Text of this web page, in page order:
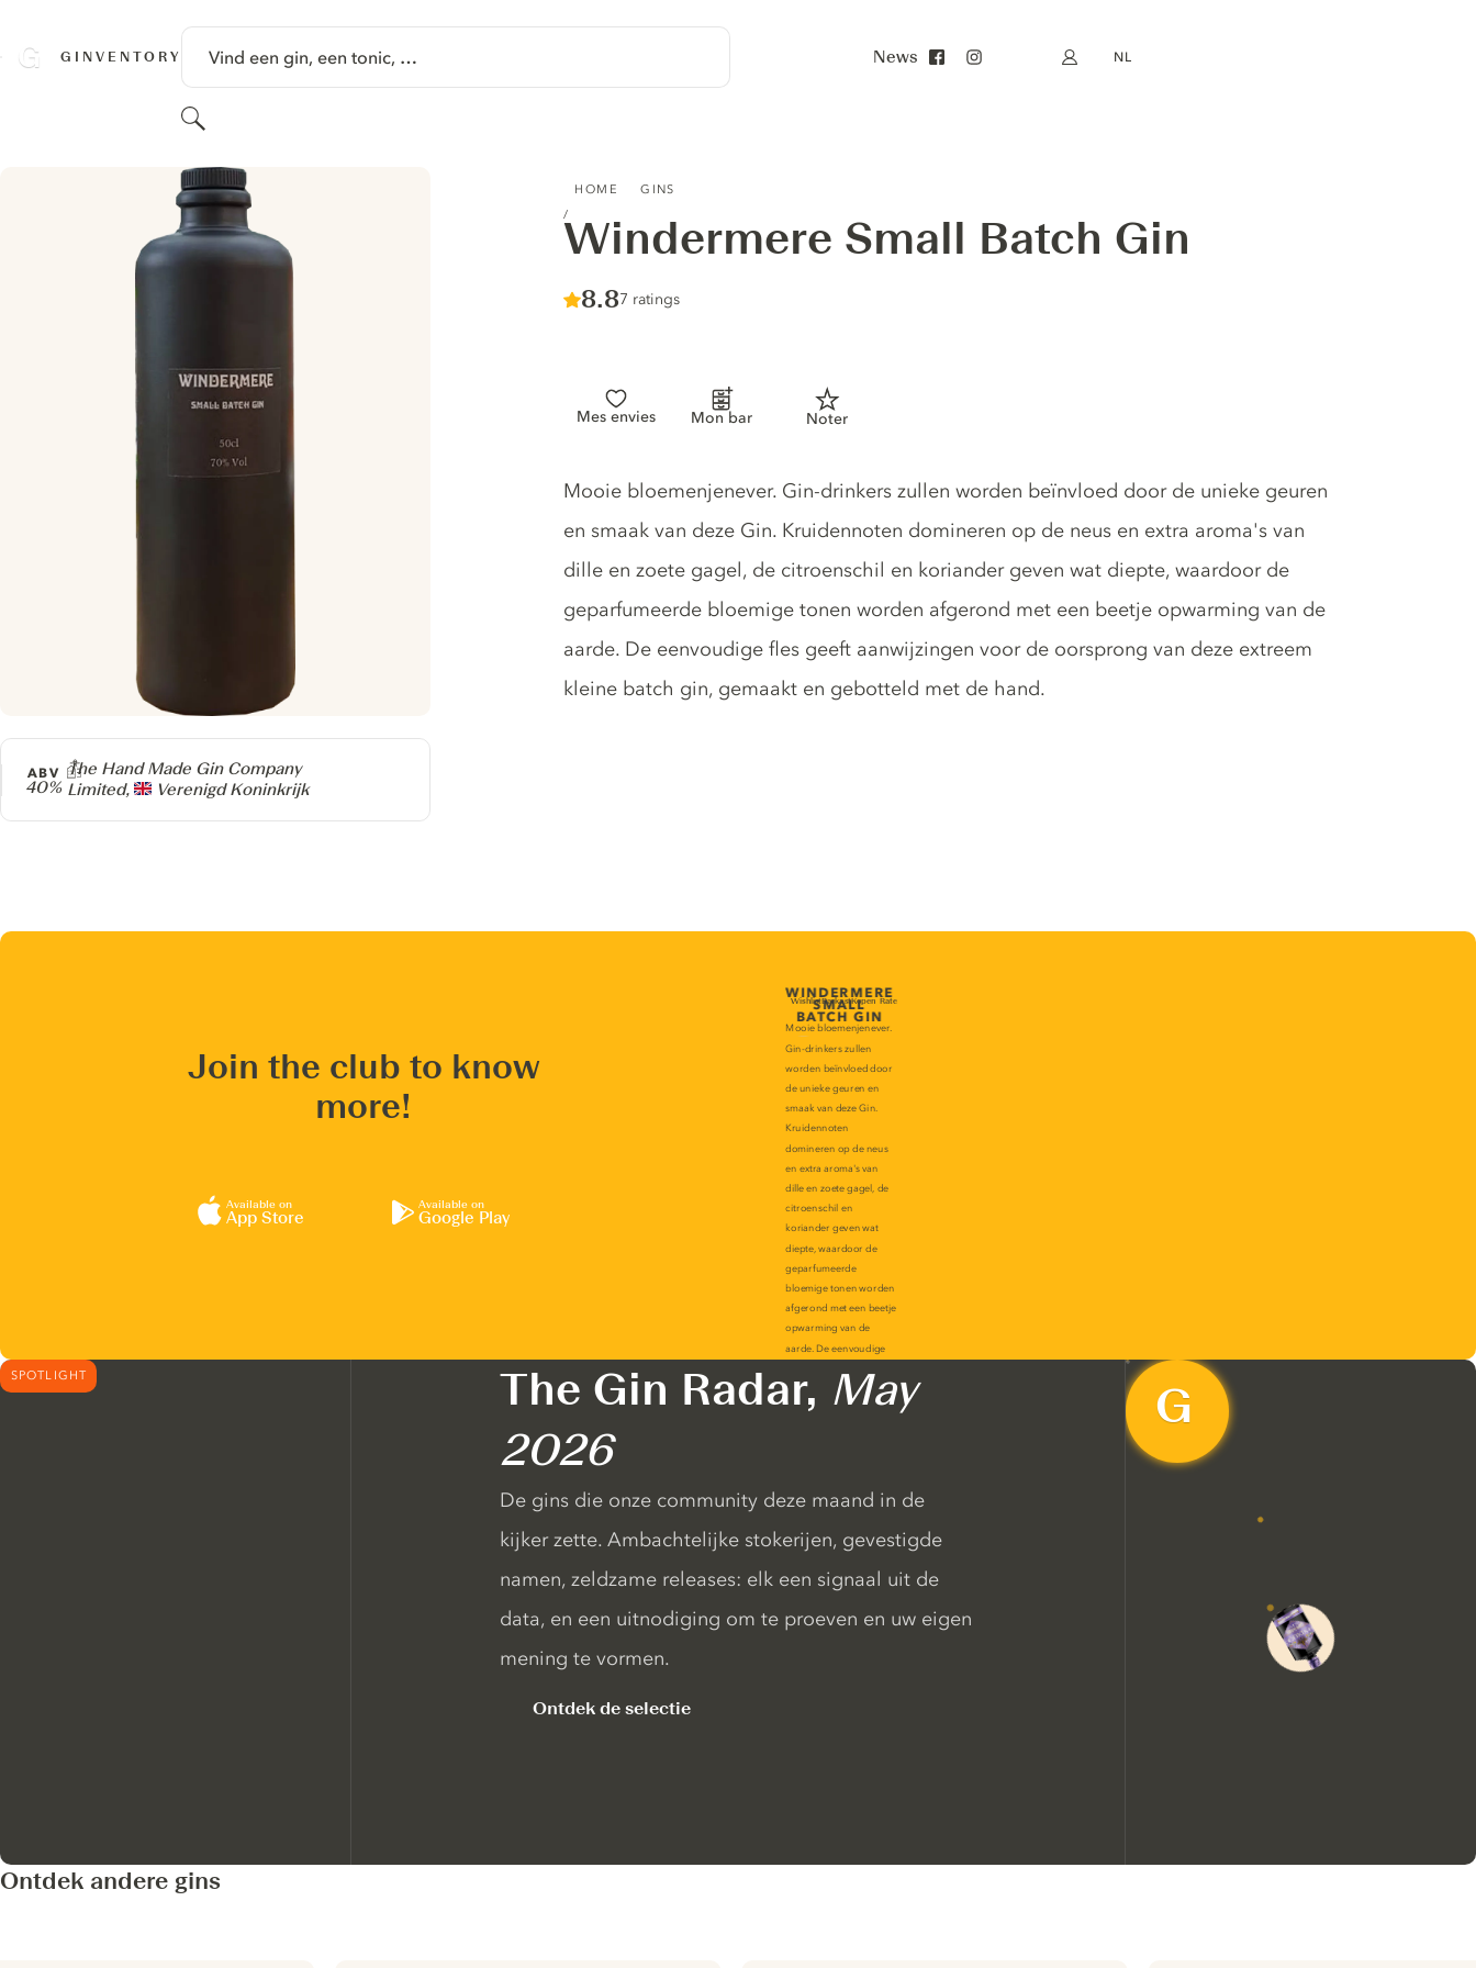
GINVENTORY Vind een gin, een tonic, …
Zoeken
News Mijn account
NL
HOME GINS
Windermere Small Batch Gin
Score :
8.8/ 10
7 ratings
Mes envies Mon bar Noter
Producer
The Hand Made Gin Company
Limited,
Verenigd Koninkrijk
ABV
40%
Gin description
Mooie bloemenjenever. Gin-drinkers zullen worden beïnvloed door de unieke geuren
en smaak van deze Gin. Kruidennoten domineren op de neus en extra aroma's van
dille en zoete gagel, de citroenschil en koriander geven wat diepte, waardoor de
geparfumeerde bloemige tonen worden afgerond met een beetje opwarming van de
aarde. De eenvoudige fles geeft aanwijzingen voor de oorsprong van deze extreem
kleine batch gin, gemaakt en gebotteld met de hand.
Join the club to know
more!
Available on
App Store
Available on
Google Play
SPOTLIGHT The Gin Radar, May
2026
De gins die onze community deze maand in de
kijker zette. Ambachtelijke stokerijen, gevestigde
namen, zeldzame releases: elk een signaal uit de
data, en een uitnodiging om te proeven en uw eigen
mening te vormen.
Ontdek de selectie
Ontdek andere gins